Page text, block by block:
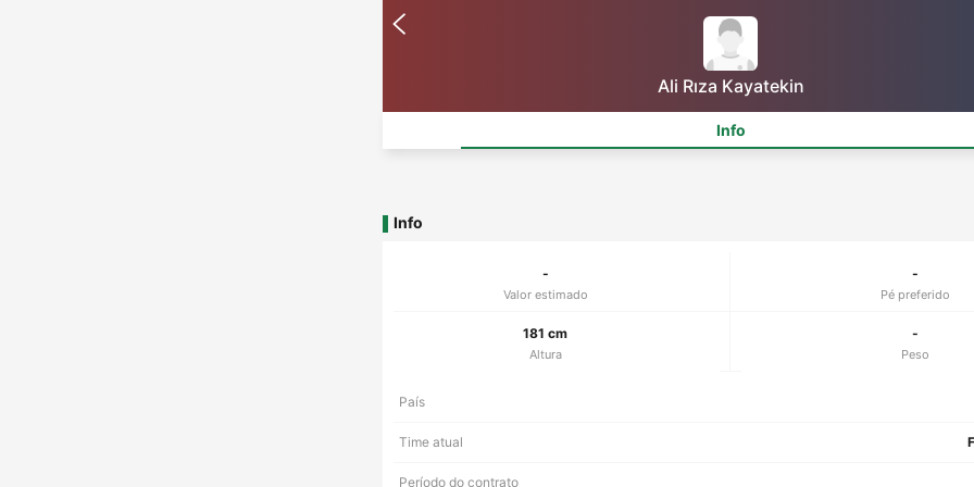
Ali Rıza Kayatekin
Info
Info
-
Valor estimado
-
Pé preferido
181 cm
Altura
-
Peso
País
Time atual
Período do contrato